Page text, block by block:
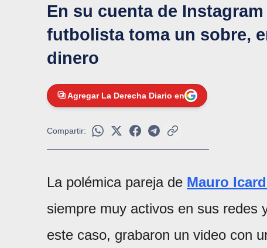
En su cuenta de
futbolista toma un sobre,
dinero
Agregar La Derecha Diario en
Compartir:
La polémica pareja de Mauro
siempre muy activos en sus redes
este caso, grabaron un video con